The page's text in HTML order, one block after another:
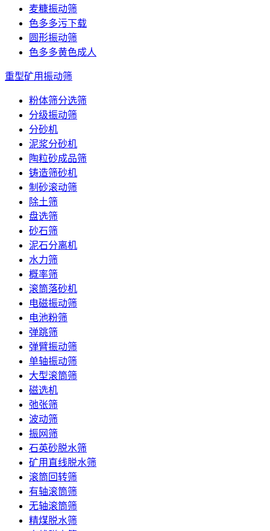
麦糠振动筛
色多多污下载
圆形振动筛
色多多黄色成人
重型矿用振动筛
粉体筛分选筛
分级振动筛
分砂机
泥浆分砂机
陶粒砂成品筛
铸造筛砂机
制砂滚动筛
除土筛
盘选筛
砂石筛
泥石分离机
水力筛
概率筛
滚筒落砂机
电磁振动筛
电池粉筛
弹跳筛
弹臂振动筛
单轴振动筛
大型滚筒筛
磁选机
弛张筛
波动筛
振网筛
石英砂脱水筛
矿用直线脱水筛
滚筒回转筛
有轴滚筒筛
无轴滚筒筛
精煤脱水筛